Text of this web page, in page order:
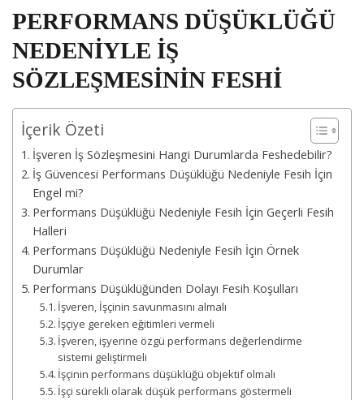
PERFORMANS DÜŞÜKLÜĞÜ
NEDENİYLE İŞ
SÖZLEŞMESİNİN FESHİ
İçerik Özeti
İşveren İş Sözleşmesini Hangi Durumlarda Feshedebilir?
İş Güvencesi Performans Düşüklüğü Nedeniyle Fesih İçin
Engel mi?
Performans Düşüklüğü Nedeniyle Fesih İçin Geçerli Fesih
Halleri
Performans Düşüklüğü Nedeniyle Fesih İçin Örnek
Durumlar
Performans Düşüklüğünden Dolayı Fesih Koşulları
İşveren, İşçinin savunmasını almalı
İşçiye gereken eğitimleri vermeli
İşveren, işyerine özgü performans değerlendirme
sistemi geliştirmeli
İşçinin performans düşüklüğü objektif olmalı
İşçi sürekli olarak düşük performans göstermeli